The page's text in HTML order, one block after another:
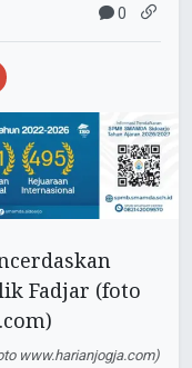
0
www.harianjogja.com)